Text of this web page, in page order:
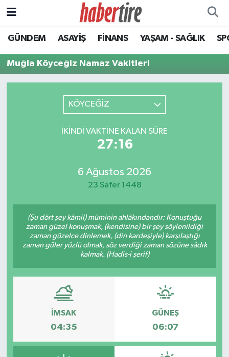
GÜNDEM ASAYİŞ FİNANS YAŞAM - SAĞLIK
Muğla Köyceğiz Namaz Vakitleri
KÖYCEĞİZ
İKINDI VAKTINE KALAN SÜRE
27:16
6 Ağustos 2026
23 Safer 1448
(Şu dört şey kâmil) müminin ahlâkındandır: Konuştuğu
zaman güzel konuşmak, (kendisine) bir şey söylenildiği
zaman güzelce dinlemek, (din kardeşiyle) karşılaştığı
zaman güler yüzlü olmak, söz verdiği zaman sözüne sâdık
kalmak. (Hadis-i şerif)
İMSAK
04:35
GÜNEŞ
06:07
Tire Nöbetçi Eczaneler
Tire Hava Durumu
Son Dakika Haberleri